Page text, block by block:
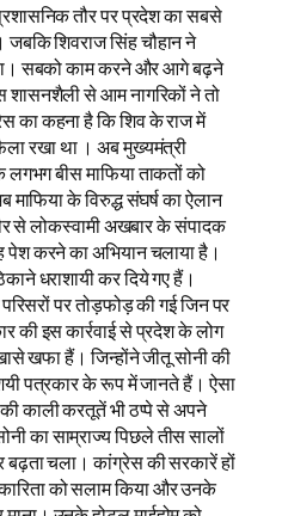
तौर पर प्रदेश का सबसे
शिवराज सिंह चौहान ने
सबको काम करने और आगे बढ़ने
शासनशैली से आम नागरिकों ने तो
का कहना है कि शिव के राज में
रखा था । अब मुख्यमंत्री
बीस माफिया ताकतों को
के विरुद्ध संघर्ष का ऐलान
से लोकस्वामी अखबार के संपादक
करने का अभियान चलाया है।
धराशायी कर दिये गए हैं।
पर तोड़फोड़ की गई जिन पर
की इस कार्रवाई से प्रदेश के लोग
खफा हैं। जिन्होंने जीतू सोनी की
पत्रकार के रूप में जानते हैं। ऐसा
काली करतूतें भी ठप्पे से अपने
का साम्राज्य पिछले तीस सालों
बढ़ता चला। कांग्रेस की सरकारें हों
को सलाम किया और उनके